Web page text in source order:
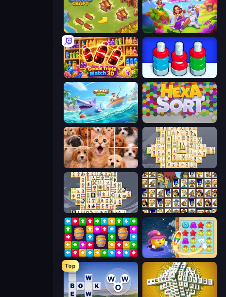
Castle Craft Fairyland Merge & Magic
Goods Triple Match 3D
Tropical Merge
Jigpic Solitaire Mahjong Online
Mahjong Titans Tiles of the Simpsons
Tap Away Story Candy Riddles
Top